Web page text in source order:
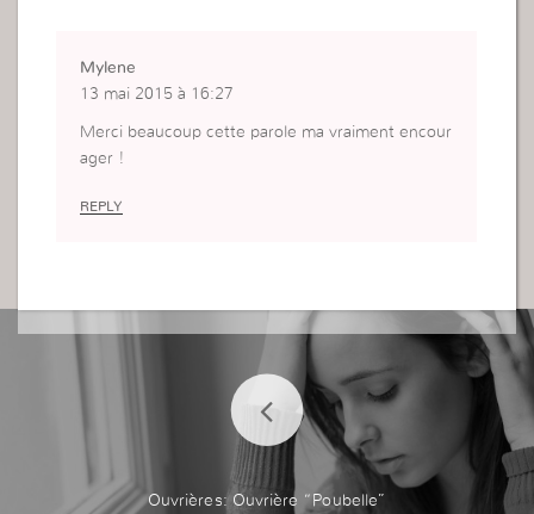
Mylene
13 mai 2015 à 16:27
Merci beaucoup cette parole ma vraiment encour
ager !
REPLY
Ouvrières: Ouvrière “Poubelle”